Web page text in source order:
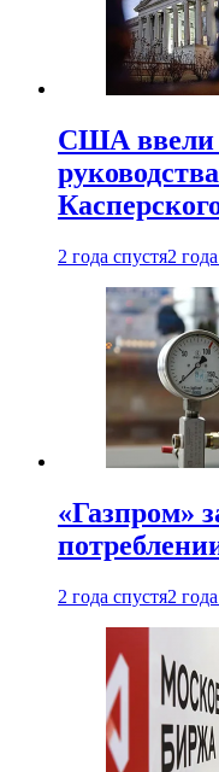
США ввели
2 года спустя2
«Газпром»
2 года спустя2